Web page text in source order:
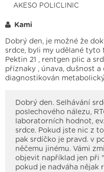
AKESO POLICLINIC
Kami
Dobrý den, je možné že
srdce, byli my udělané tyto
Pektin 21 , rentgen plic a
příznaky , únava, dušnost
diagnostikován
Dobrý den. Selhávání
poslechového nálezu,
laboratorních hodnot,
srdce. Pokud jste nic z
pak srdíčko je pravd. v
něčemu jinému. Vámi
objevit například jen při
pokud je nadváha nějak